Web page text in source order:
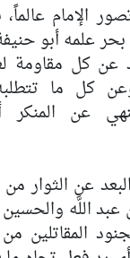
الإمام عالماً،
علمه أبو
عن كل مقاومة
كل ما
عن المنكر
عن الثوار
اللَّه
المقاتلين من